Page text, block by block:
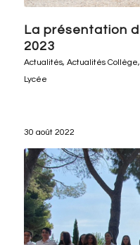
La présentation
2023
Actualités, Actualités Collège,
Lycée
30 août 2022